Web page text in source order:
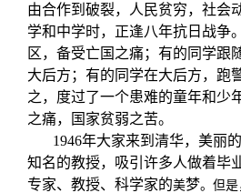
由合作到破裂，人民贫穷，社会
学和中学时，正逢八年抗日战争
区，备受亡国之痛；有的同学跟
大后方；有的同学在大后方，跑
之，度过了一个患难的童年和少
之痛，国家贫弱之苦。
1946年大家来到清华，美丽
知名的教授，吸引许多人做着毕
专家、教授、科学家的美梦。但是